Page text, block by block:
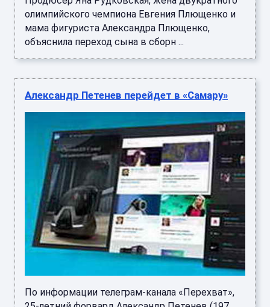
олимпийского чемпиона Евгения Плющенко и
мама фигуриста Александра Плющенко,
объяснила переход сына в сборн ...
Александр Петенев перейдет в «Самару»
По информации телеграм-канала «Перехват»,